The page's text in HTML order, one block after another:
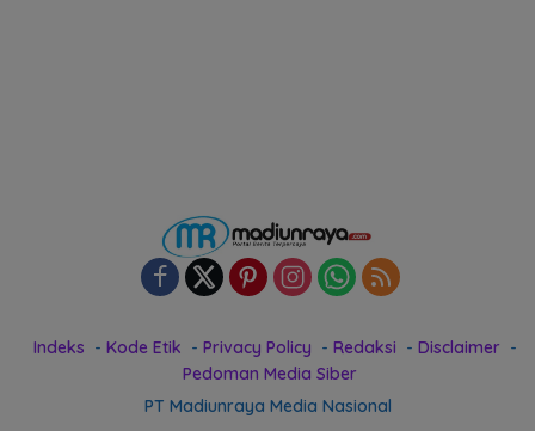
Indeks Kode Etik Privacy Policy Redaksi
Disclaimer
Pedoman Media Siber
PT Madiunraya Media Nasional